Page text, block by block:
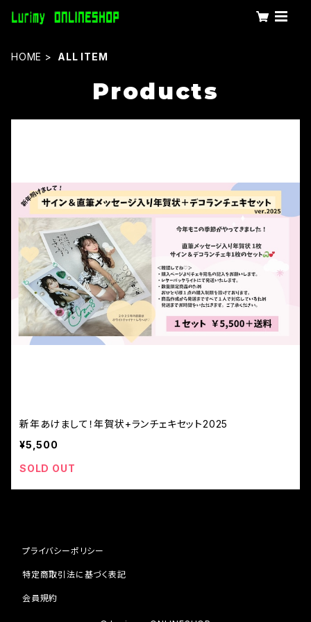
HOME ALL ITEM
Products
新年あけまして！年賀状+ランチェキセット2025
¥5,500
SOLD OUT
プライバシーポリシー
特定商取引法に基づく表記
会員規約